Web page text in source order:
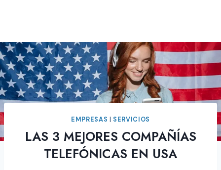
EMPRESAS SERVICIOS
LAS 3 MEJORES COMPAÑÍAS
TELEFÓNICAS EN USA